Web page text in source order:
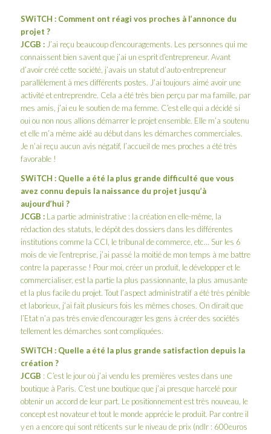
SWiTCH : Comment ont réagi vos proches à l’annonce du
projet ?
JCGB :J’ai reçu beaucoup d’encouragements. Les personnes qui me
connaissent bien savent que j’ai un esprit d’entrepreneur. Avant
d’avoir créé cette société, j’avais un statut d’auto-entrepreneur
parallèlement à mes différents postes. J’ai toujours aimé avoir une
activité et entreprendre. Cela a été très bien perçu par ma famille, par
mes amis, j’ai eu le soutien de ma femme. C’est elle qui a décidé si
oui ou non nous allions démarrer le projet ensemble. Elle m’a soutenu
et elle m’a même aidé au début dans les démarches commerciales.
Je n’ai reçu aucun avis négatif, l’accueil de mes proches a été très
favorable !
SWiTCH : Quelle a été la plus grande difficulté que vous
avez connu depuis la naissance du projet jusqu’à
aujourd’hui ?
JCGB :La partie administrative : la création en elle-même, la
rédaction des statuts, le dépôt des dossiers dans les différentes
institutions comme la CCI, le tribunal de commerce, etc… Sur les 6
mois de vie l’entreprise, j’ai passé la moitié de mon temps à me battre
contre la paperasse ! Pour moi, créer un produit, le développer et le
commercialiser, est la partie la plus passionnante, la plus amusante
et la plus facile du projet. Tout l’aspect administratif a été très pénible
et laborieux, j’ai fait plusieurs fois les mêmes choses. On dirait que
l’Etat n’a pas très envie d’encourager les gens à créer des sociétés
tellement les démarches sont compliquées.
SWiTCH : Quelle a été la plus grande satisfaction depuis la
création ?
JCGB : C’est le jour où j’ai vendu les premières vestes dans une
boutique à Paris. C’est une boutique que j’ai presque harcelé pour
obtenir un accord de leur part. Le positionnement est très nouveau, le
concept est novateur et tout le monde apprécie le produit. Par contre il
y en a encore qui sont réticents sur le niveau de prix (ndlr : 600euros